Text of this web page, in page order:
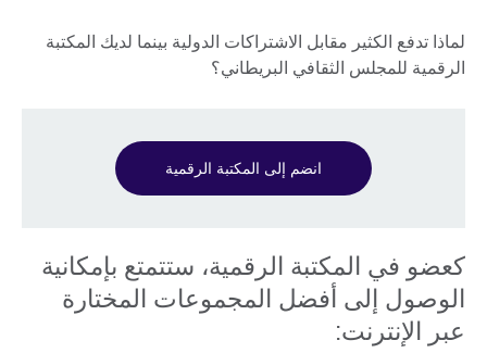
لماذا تدفع الكثير مقابل الاشتراكات الدولية بينما لديك المكتبة
الرقمية للمجلس الثقافي البريطاني؟
انضم إلى المكتبة الرقمية
كعضو في المكتبة الرقمية، ستتمتع بإمكانية
الوصول إلى أفضل المجموعات المختارة
عبر الإنترنت: